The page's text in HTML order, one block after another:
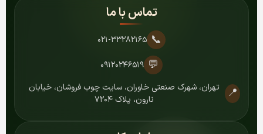
تماس با ما
📞 ۰۲۱-۳۳۲۸۲۱۶۵
💬 ۰۹۱۲۰۲۴۶۵۱۹
📍
تهران، شهرک صنعتی خاوران، سایت چوب فروشان، خیابان
نارون، پلاک ۷۲۰۴